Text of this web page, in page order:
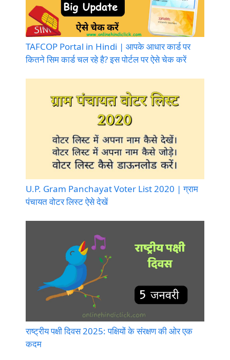
TAFCOP Portal in Hindi | आपके आधार कार्ड पर
कितने सिम कार्ड चल रहे है? इस पोर्टल पर ऐसे चेक करें
U.P. Gram Panchayat Voter List 2020 | ग्राम
पंचायत वोटर लिस्ट ऐसे देखें
राष्ट्रीय पक्षी दिवस 2025: पक्षियों के संरक्षण की ओर एक
कदम